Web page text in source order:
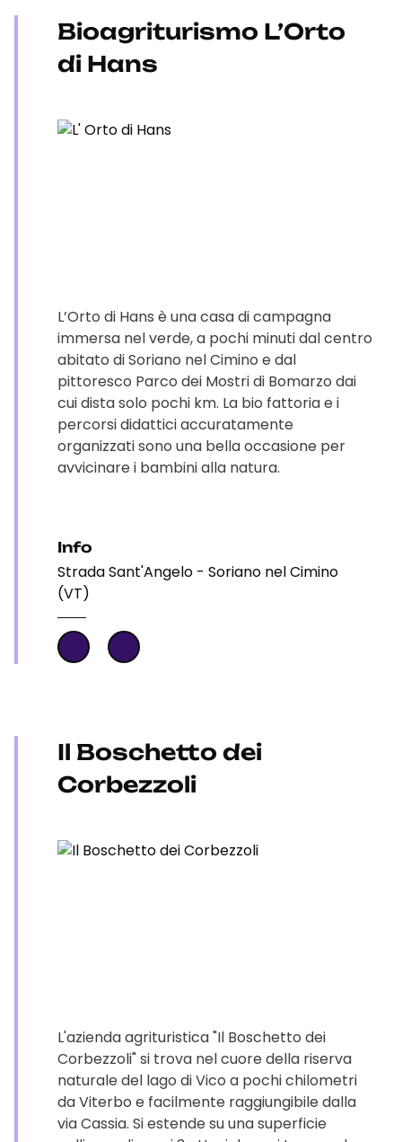
Bioagriturismo L’Orto
di Hans
L’Orto di Hans è una casa di campagna
immersa nel verde, a pochi minuti dal centro
abitato di Soriano nel Cimino e dal
pittoresco Parco dei Mostri di Bomarzo dai
cui dista solo pochi km. La bio fattoria e i
percorsi didattici accuratamente
organizzati sono una bella occasione per
avvicinare i bambini alla natura.
Info
Strada Sant'Angelo - Soriano nel Cimino
(VT)
Il Boschetto dei
Corbezzoli
L'azienda agrituristica "Il Boschetto dei
Corbezzoli" si trova nel cuore della riserva
naturale del lago di Vico a pochi chilometri
da Viterbo e facilmente raggiungibile dalla
via Cassia. Si estende su una superficie